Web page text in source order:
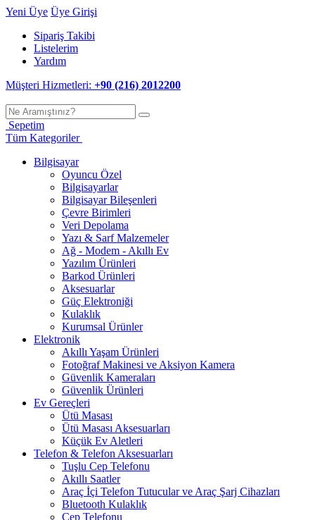
Yeni Üye Üye Girişi
Sipariş Takibi
Listelerim
Yardım
Müşteri Hizmetleri: +90 (216) 2012200
Sepetim
Tüm Kategoriler
Bilgisayar
Oyuncu Özel
Bilgisayarlar
Bilgisayar Bileşenleri
Çevre Birimleri
Veri Depolama
Yazı & Sarf Malzemeler
Ağ - Modem - Akıllı Ev
Yazılım Ürünleri
Barkod Ürünleri
Aksesuarlar
Güç Elektroniği
Kulaklık
Kurumsal Ürünler
Elektronik
Akıllı Yaşam Ürünleri
Fotoğraf Makinesi ve Aksiyon Kamera
Güvenlik Kameraları
Güvenlik Ürünleri
Ev Gereçleri
Ütü Masası
Ütü Masası Aksesuarları
Küçük Ev Aletleri
Telefon & Telefon Aksesuarları
Tuşlu Cep Telefonu
Akıllı Saatler
Araç İçi Telefon Tutucular ve Araç Şarj Cihazları
Bluetooth Kulaklık
Cep Telefonu